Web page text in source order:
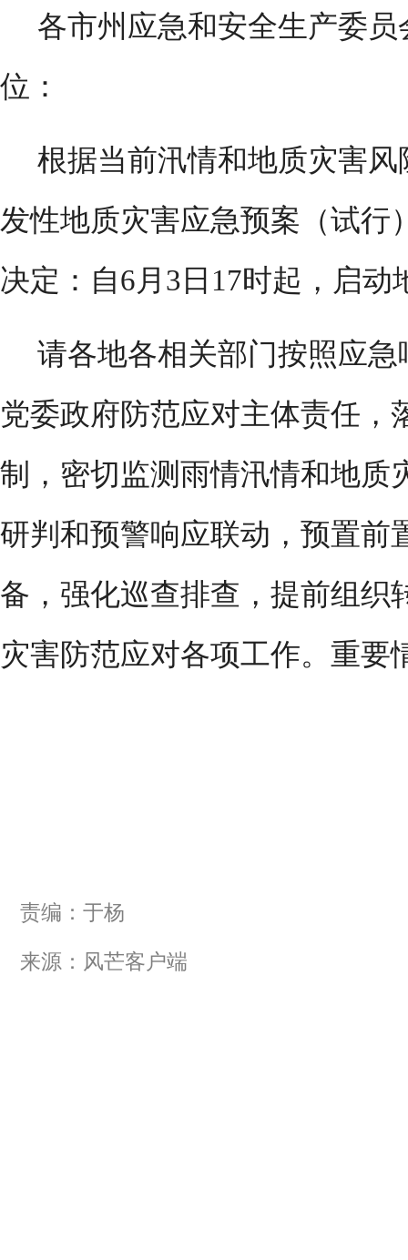
各市州应急和安全生产委
位：
根据当前汛情和地质灾害
发性地质灾害应急预案（试行
决定：自6月3日17时起，启
请各地各相关部门按照应
党委政府防范应对主体责任，
制，密切监测雨情汛情和地质
研判和预警响应联动，预置前
备，强化巡查排查，提前组织
灾害防范应对各项工作。重要
责编：于杨
来源：风芒客户端